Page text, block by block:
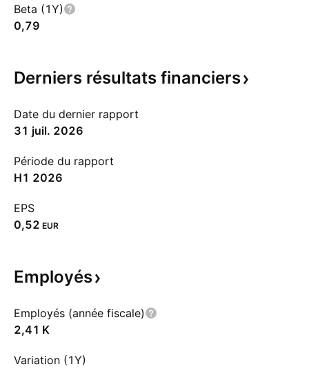
Beta (1Y)
0,79
Derniers résultats financiers
Date du dernier rapport
31 juil. 2026
Période du rapport
H1 2026
EPS
0,52 EUR
Employés
Employés (année fiscale)
‪2,41 K‬
Variation (1Y)